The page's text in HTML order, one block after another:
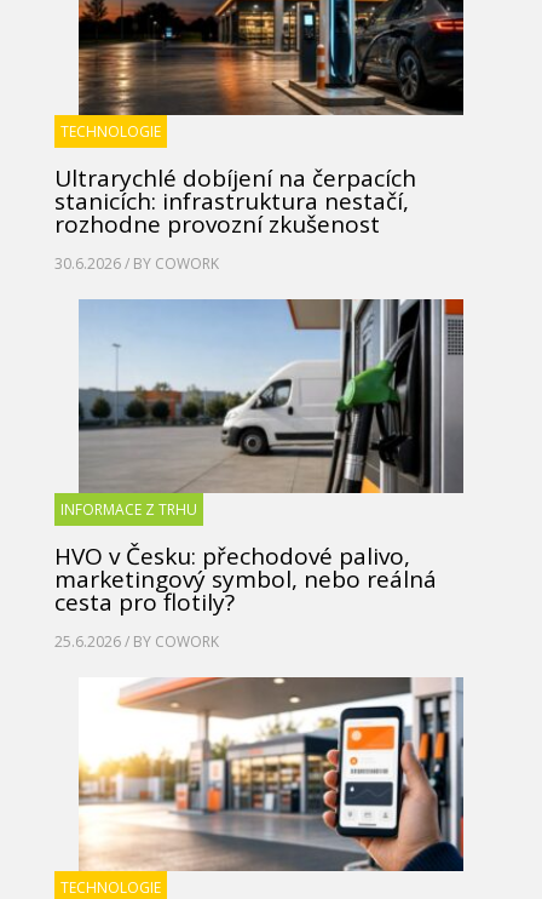
TECHNOLOGIE
Ultrarychlé dobíjení na čerpacích
stanicích: infrastruktura nestačí,
rozhodne provozní zkušenost
30.6.2026 / BY COWORK
INFORMACE Z TRHU
HVO v Česku: přechodové palivo,
marketingový symbol, nebo reálná
cesta pro flotily?
25.6.2026 / BY COWORK
TECHNOLOGIE